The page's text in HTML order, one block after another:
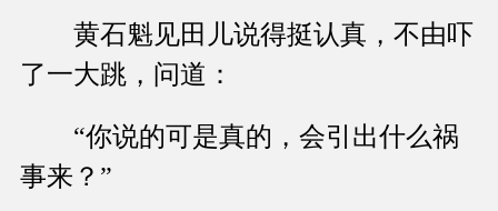
黄石魁见田儿说得挺认真，不由吓
了一大跳，问道：
“你说的可是真的，会引出什么祸
事来？”